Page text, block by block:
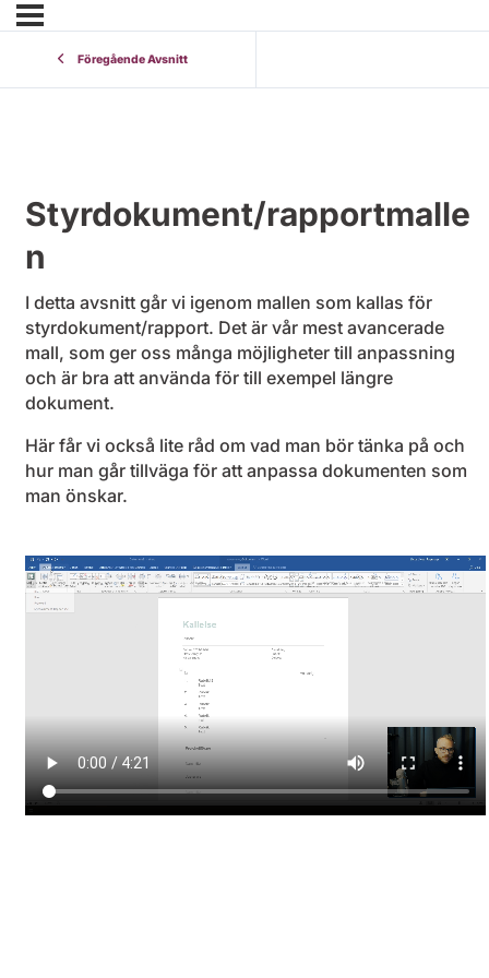
Föregående Avsnitt
Styrdokument/rapportmalle
n
I detta avsnitt går vi igenom mallen som kallas för
styrdokument/rapport. Det är vår mest avancerade
mall, som ger oss många möjligheter till anpassning
och är bra att använda för till exempel längre
dokument.
Här får vi också lite råd om vad man bör tänka på och
hur man går tillväga för att anpassa dokumenten som
man önskar.